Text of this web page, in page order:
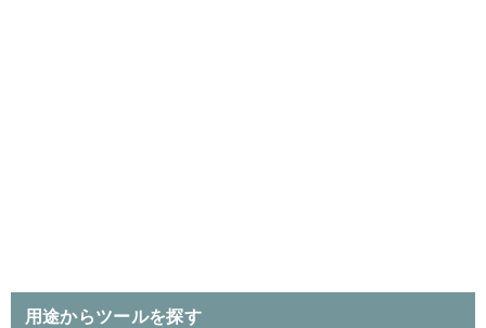
用途からツールを探す